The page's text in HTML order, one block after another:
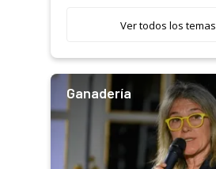
variedades que marcan un
salto tecnológico en
Ver todos los temas
Ganadería